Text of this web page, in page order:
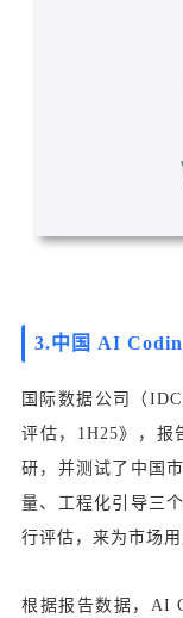
3.中国 AI
国际数据公司（
评估，1H25》，报
研，并测试了中国
量、工程化引导三
行评估，来为市场用
根据报告数据，AI